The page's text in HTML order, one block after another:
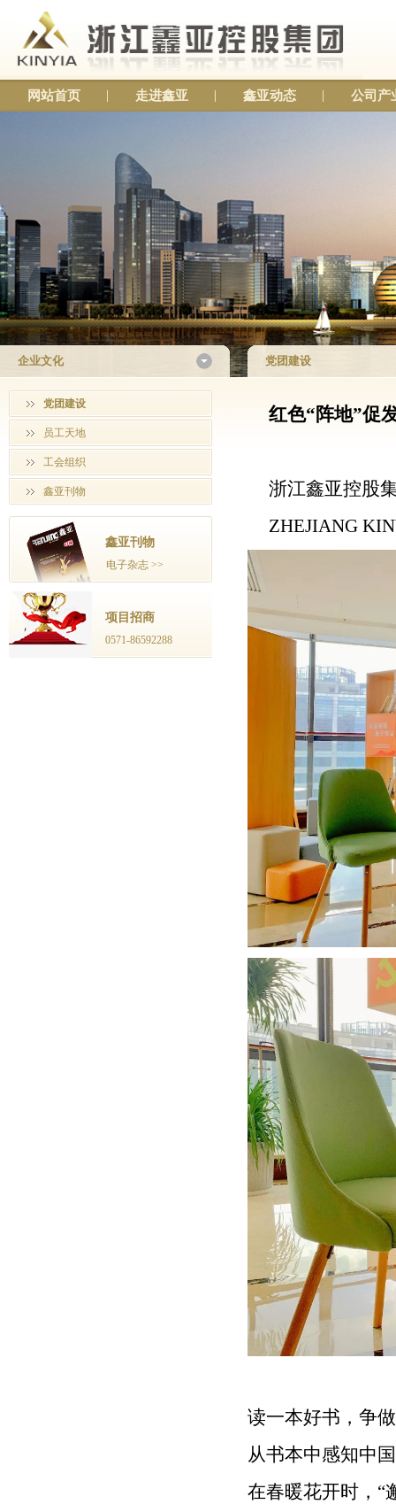
网站首页 走进鑫亚 鑫亚动态 公司产
党团建设
红色“阵地”促
浙江鑫亚控股
ZHEJIANG
读一本好书，争
从书本中感知中
在春暖花开时，“
企业文化
党团建设
员工天地
工会组织
鑫亚刊物
鑫亚刊物
电子杂志 >>
项目招商
0571-86592288